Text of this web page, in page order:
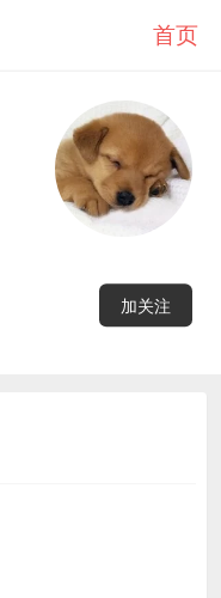
首页
加关注